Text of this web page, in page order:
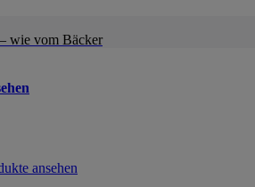
wie vom Bäcker
ansehen